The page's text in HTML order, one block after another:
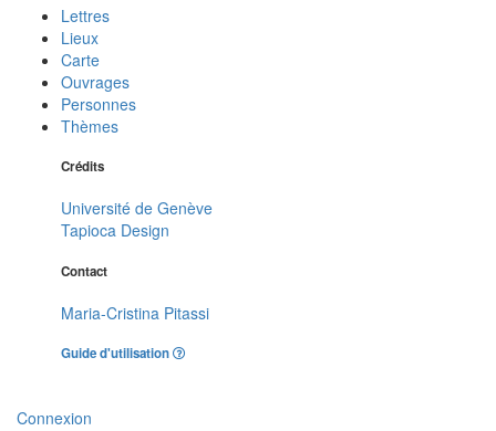
Lettres
Lieux
Carte
Ouvrages
Personnes
Thèmes
Crédits
Université de Genève
Tapioca Design
Contact
Maria-Cristina Pitassi
Guide d'utilisation
Connexion